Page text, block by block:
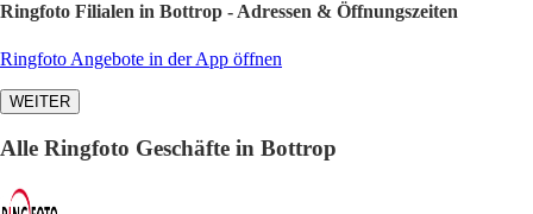
Ringfoto Filialen in Bottrop - Adressen & Öffnungszeiten
Ringfoto Angebote in der App öffnen
WEITER
Alle Ringfoto Geschäfte in Bottrop